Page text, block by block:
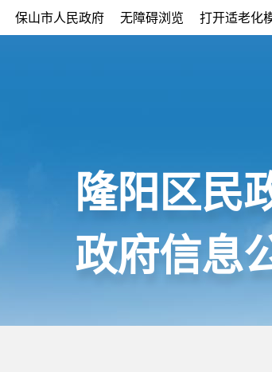
保山市人民政府 无障碍浏览 打开适老化
隆阳区民
政府信息